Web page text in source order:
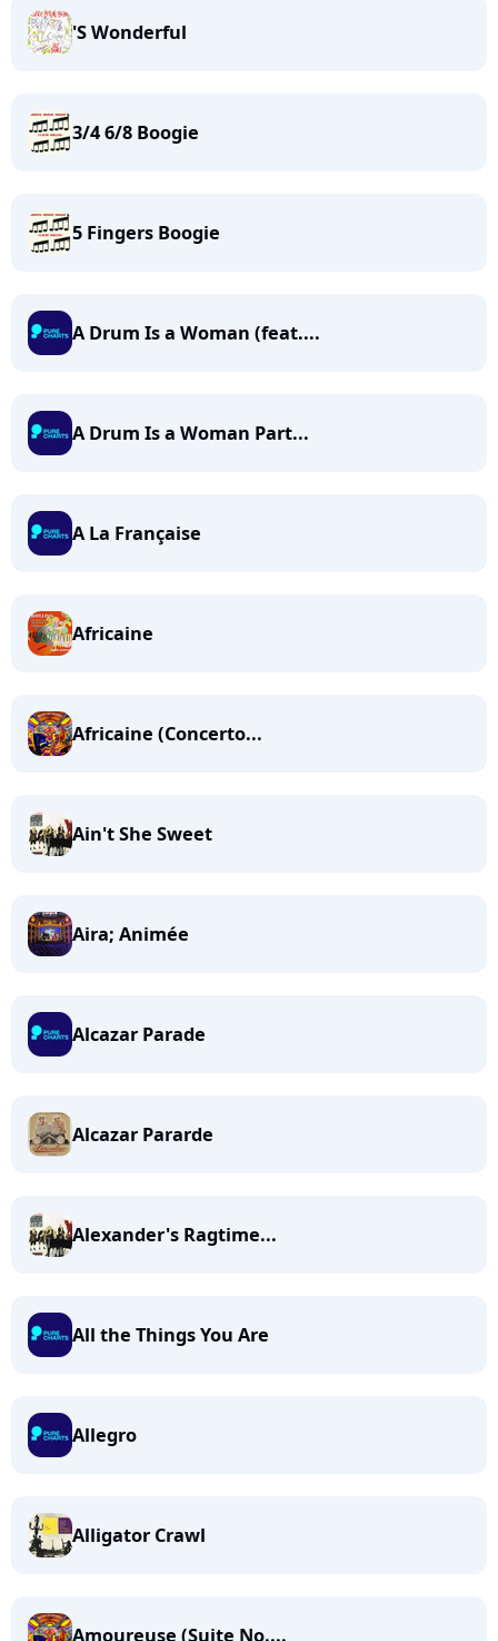
'S Wonderful
3/4 6/8 Boogie
5 Fingers Boogie
A Drum Is a Woman (feat....
A Drum Is a Woman Part...
A La Française
Africaine
Africaine (Concerto...
Ain't She Sweet
Aira; Animée
Alcazar Parade
Alcazar Pararde
Alexander's Ragtime...
All the Things You Are
Allegro
Alligator Crawl
Amoureuse (Suite No....